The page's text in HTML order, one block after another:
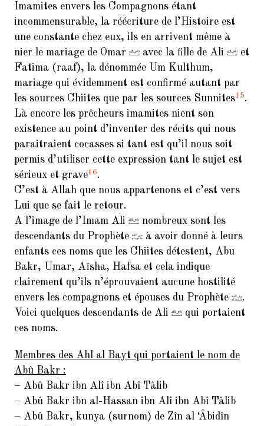
Imamites envers les Compagnons étant
incommensurable, la réécriture de l’Histoire est
une constante chez eux, ils en arrivent même à
nier le mariage de Omar
avec la fille de Ali
et
Fatima (raaf), la dénommée Um Kulthum,
mariage qui évidemment est confirmé autant par
les sources Chiites que par les sources Sunnites15.
Là encore les prêcheurs imamites nient son
existence au point d’inventer des récits qui nous
paraitraient cocasses si tant est qu’il nous soit
permis d’utiliser cette expression tant le sujet est
sérieux et grave16.
C’est à Allah que nous appartenons et c’est vers
Lui que se fait le retour.
A l’image de l’Imam Ali
nombreux sont les
descendants du Prophète
à avoir donné à leurs
enfants ces noms que les Chiites détestent, Abu
Bakr, Umar, Aïsha, Hafsa et cela indique
clairement qu’ils n’éprouvaient aucune hostilité
envers les compagnons et épouses du Prophète
.
Voici quelques descendants de Ali
qui portaient
ces noms.
Membres des Ahl al Bayt qui portaient le nom de
Abû Bakr :
– Abû Bakr ibn Alî ibn Abî Tâlib
– Abû Bakr ibn al-Hassan ibn Alî ibn Abî Tâlib
– Abû Bakr, kunya (surnom) de Zîn al ‘Âbidîn